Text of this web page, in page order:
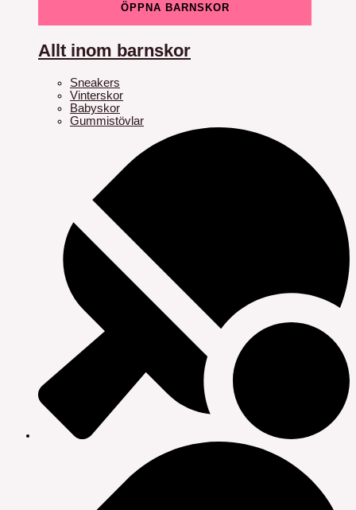
ÖPPNA BARNSKOR
Allt inom barnskor
Sneakers
Vinterskor
Babyskor
Gummistövlar